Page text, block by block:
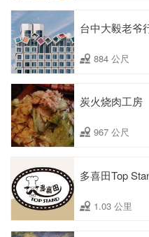
台中大毅老爷
884 公尺
炭火烧肉工房
967 公尺
多喜田Top
1.03 公里